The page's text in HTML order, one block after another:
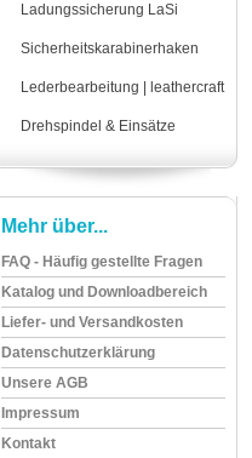
Ladungssicherung LaSi
Sicherheitskarabinerhaken
Lederbearbeitung | leathercraft
Drehspindel & Einsätze
Mehr über...
FAQ - Häufig gestellte Fragen
Katalog und Downloadbereich
Liefer- und Versandkosten
Datenschutzerklärung
Unsere AGB
Impressum
Kontakt